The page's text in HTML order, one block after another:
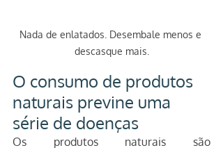
Nada de enlatados. Desembale menos e
descasque mais.
O consumo de produtos
naturais previne uma
série de doenças
Os produtos naturais são